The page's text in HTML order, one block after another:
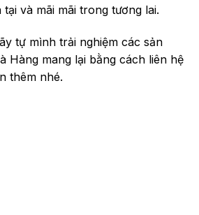
và mãi mãi trong tương lai.
tự mình trải nghiệm các sản
Hàng mang lại bằng cách liên hệ
thêm nhé.